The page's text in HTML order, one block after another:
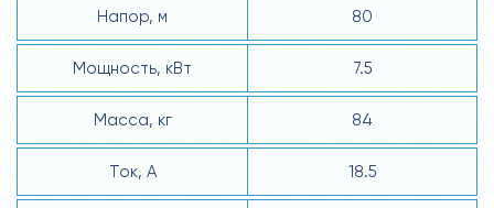
Напор, м 80
Мощность, кВт 7.5
Масса, кг 84
Ток, А 18.5